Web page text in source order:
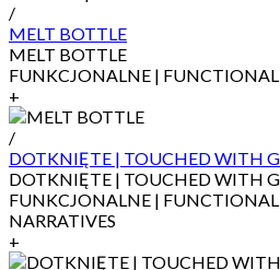
/
MELT BOTTLE
MELT BOTTLE
FUNKCJONALNE | FUNCTIONAL
+
/
DOTKNIĘTE | TOUCHED WITH
DOTKNIĘTE | TOUCHED WITH
FUNKCJONALNE |
NARRATIVES
+